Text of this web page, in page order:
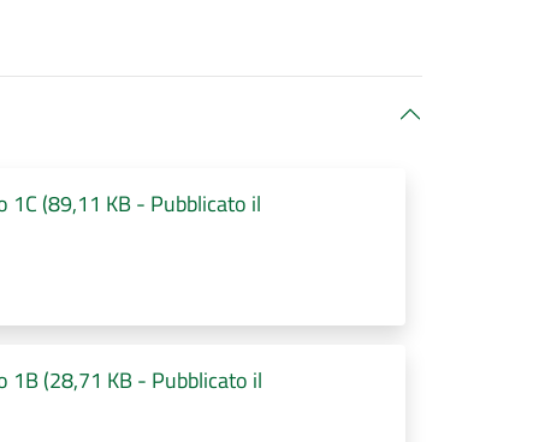
(89,11 KB - Pubblicato il
(28,71 KB - Pubblicato il